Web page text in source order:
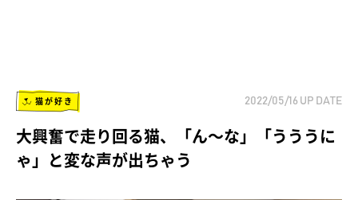
猫が好き 2022/05/16 UP DATE
大興奮で走り回る猫、「ん～な」「うううに
ゃ」と変な声が出ちゃう